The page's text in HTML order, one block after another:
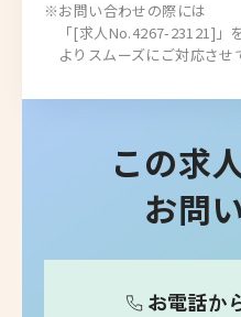
※お問い合わせの際には
「[求人No.4267-23121]」
よりスムーズにご対応させ
この求
お問
お電話か